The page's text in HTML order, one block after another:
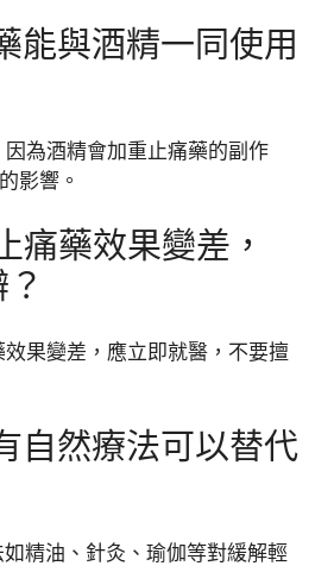
能與酒精一同使用
為酒精會加重止痛藥的副作
影響。
痛藥效果變差，
果變差，應立即就醫，不要擅
自然療法可以替代
精油、針灸、瑜伽等對緩解輕